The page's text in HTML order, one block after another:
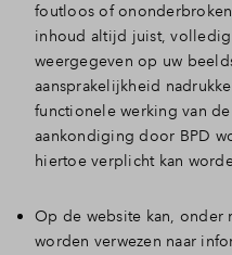
foutloos of
inhoud altijd juist, volledig
weergegeven op uw
aansprakelijkheid
functionele werking van
aankondiging door BPD
hiertoe verplicht kan
Op de website kan, onder
worden verwezen naar